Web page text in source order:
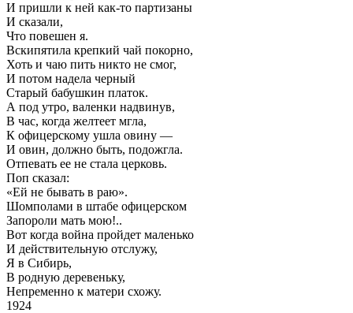
И пришли к ней как-то партизаны
И сказали,
Что повешен я.
Вскипятила крепкий чай покорно,
Хоть и чаю пить никто не смог,
И потом надела черный
Старый бабушкин платок.
А под утро, валенки надвинув,
В час, когда желтеет мгла,
К офицерскому ушла овину —
И овин, должно быть, подожгла.
Отпевать ее не стала церковь.
Поп сказал:
«Ей не бывать в раю».
Шомполами в штабе офицерском
Запороли мать мою!..
Вот когда война пройдет маленько
И действительную отслужу,
Я в Сибирь,
В родную деревеньку,
Непременно к матери схожу.
1924